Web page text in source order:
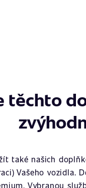
těchto
také našich
Vašeho vozidla.
Vybranou